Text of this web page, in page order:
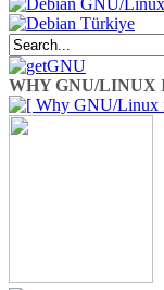
WHY GNU/LINUX